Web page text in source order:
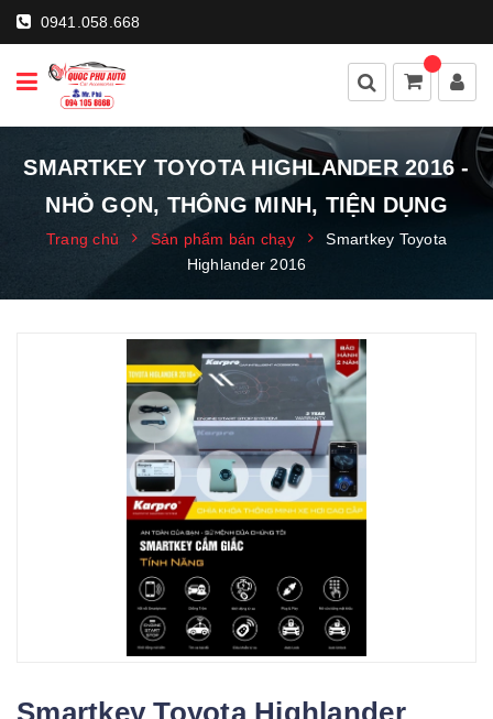
0941.058.668
SMARTKEY TOYOTA HIGHLANDER 2016 -
NHỎ GỌN, THÔNG MINH, TIỆN DỤNG
Trang chủ Sản phẩm bán chạy
Smartkey Toyota
Highlander 2016
Smartkey Toyota Highlander